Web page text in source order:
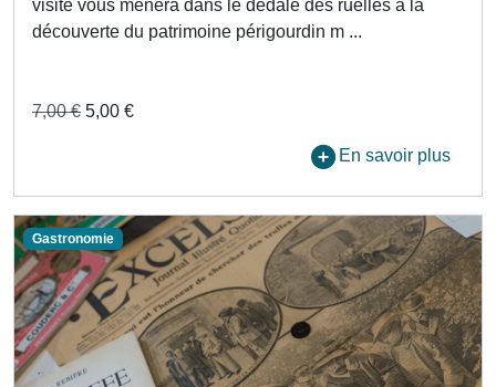
visite vous mènera dans le dédale des ruelles à la
découverte du patrimoine périgourdin m ...
7,00 € 5,00 €
En savoir plus
Gastronomie